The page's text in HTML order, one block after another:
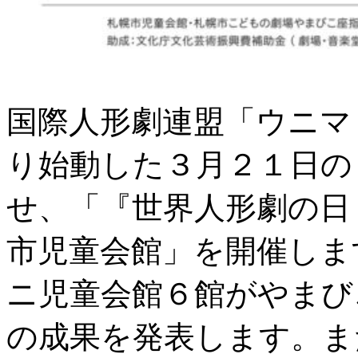
国際人形劇連盟「ウニ
り始動した３月２１日
せ、「『世界人形劇の
市児童会館」を開催し
ニ児童会館６館がやま
の成果を発表します。